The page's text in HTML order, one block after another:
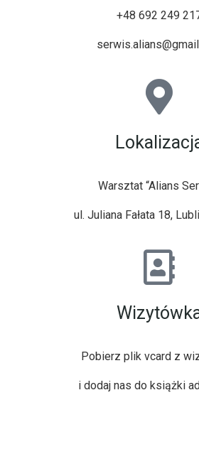
+48 692 249
Warsztat “Alians
ul. Juliana Fałata 18,
Pobierz plik vcard z
i dodaj nas do książki